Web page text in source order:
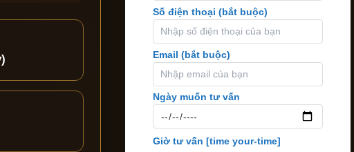
Số điện thoại (bắt buộc)
Email (bắt buộc)
Ngày muốn tư vấn
Giờ tư vấn [time your-time]